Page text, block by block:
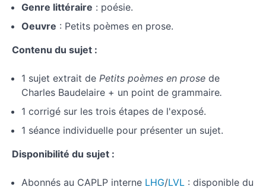
Genre littéraire : poésie.
Oeuvre : Petits poèmes en prose.
Contenu du sujet :
1 sujet extrait de Petits poèmes en prose de
Charles Baudelaire + un point de grammaire.
1 corrigé sur les trois étapes de l'exposé.
1 séance individuelle pour présenter un sujet.
Disponibilité du sujet :
Abonnés au CAPLP interne LHG/LVL : disponible du